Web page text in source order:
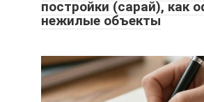
постройки (сарай), как
нежилые объекты